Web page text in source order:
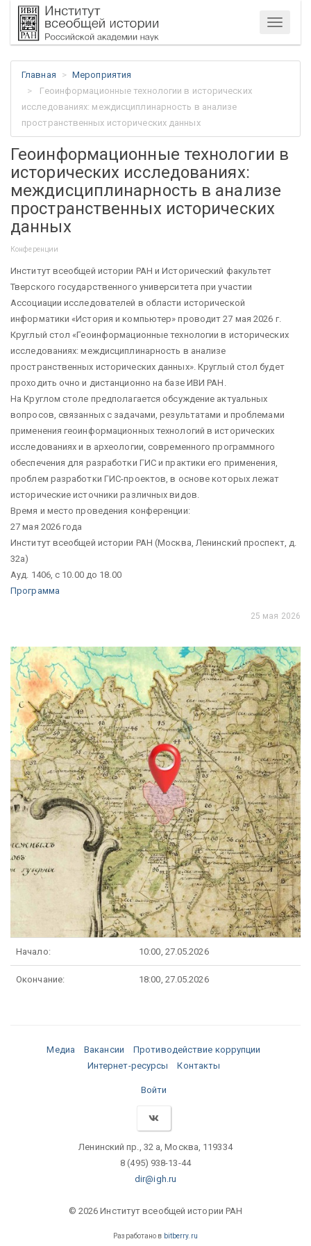
Меню
Главная
Мероприятия
Геоинформационные технологии в исторических
исследованиях: междисциплинарность в анализе
пространственных исторических данных
Геоинформационные технологии в
исторических исследованиях:
междисциплинарность в анализе
пространственных исторических
данных
Конференции
Институт всеобщей истории РАН и Исторический факультет
Тверского государственного университета при участии
Ассоциации исследователей в области исторической
информатики «История и компьютер» проводит 27 мая 2026 г.
Круглый стол «Геоинформационные технологии в исторических
исследованиях: междисциплинарность в анализе
пространственных исторических данных». Круглый стол будет
проходить очно и дистанционно на базе ИВИ РАН.
На Круглом столе предполагается обсуждение актуальных
вопросов, связанных с задачами, результатами и проблемами
применения геоинформационных технологий в исторических
исследованиях и в археологии, современного программного
обеспечения для разработки ГИС и практики его применения,
проблем разработки ГИС-проектов, в основе которых лежат
исторические источники различных видов.
Время и место проведения конференции:
27 мая 2026 года
Институт всеобщей истории РАН (Москва, Ленинский проспект, д.
32а)
Ауд. 1406, с 10.00 до 18.00
Программа
25 мая 2026
Начало: 10:00, 27.05.2026
Окончание: 18:00, 27.05.2026
Медиа Вакансии
Противодействие коррупции
Интернет-ресурсы
Контакты
Войти
Ленинский пр., 32 а, Москва, 119334
8 (495) 938-13-44
dir@igh.ru
© 2026 Институт всеобщей истории РАН
Разработано в bitberry.ru